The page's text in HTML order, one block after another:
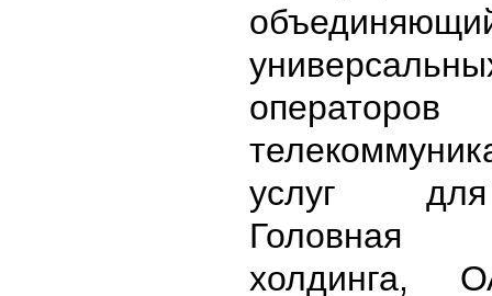
операторов
услуг
Головная
холдинга,